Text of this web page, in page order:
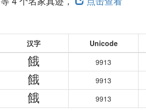
汉字
Unicode
餓
9913
餓
9913
餓 9913